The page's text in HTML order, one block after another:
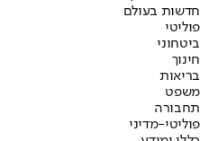
חדשות בעולם
פוליטי
ביטחוני
חינוך
בריאות
משפט
תחבורה
פוליטי-מדיני